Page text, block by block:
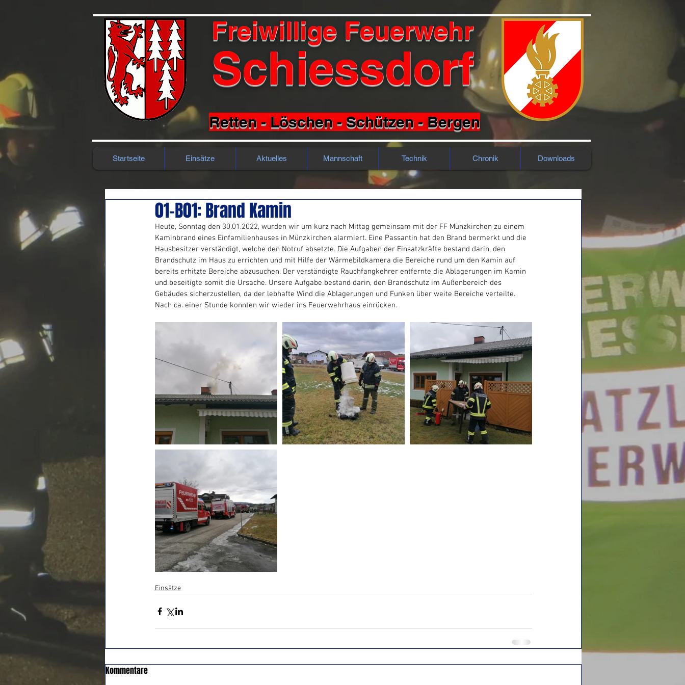
Freiwillige Feuerwehr
Schiessdorf
Retten - Löschen - Schützen - Bergen
Startseite Einsätze Aktuelles Mannschaft Technik Chronik Downloads
01-B01: Brand Kamin
Heute, Sonntag den 30.01.2022, wurden wir um kurz nach Mittag gemeinsam mit der FF Münzkirchen zu einem
Kaminbrand eines Einfamilienhauses in Münzkirchen alarmiert. Eine Passantin hat den Brand bermerkt und die
Hausbesitzer verständigt, welche den Notruf absetzte. Die Aufgaben der Einsatzkräfte bestand darin, den
Brandschutz im Haus zu errichten und mit Hilfe der Wärmebildkamera die Bereiche rund um den Kamin auf
bereits erhitzte Bereiche abzusuchen. Der verständigte Rauchfangkehrer entfernte die Ablagerungen im Kamin
und beseitigte somit die Ursache. Unsere Aufgabe bestand darin, den Brandschutz im Außenbereich des
Gebäudes sicherzustellen, da der lebhafte Wind die Ablagerungen und Funken über weite Bereiche verteilte.
Nach ca. einer Stunde konnten wir wieder ins Feuerwehrhaus einrücken.
Einsätze
Kommentare